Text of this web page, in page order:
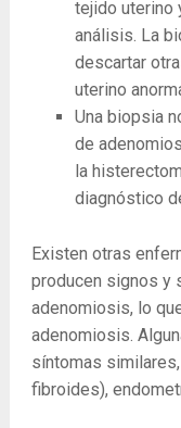
tejido uterino
análisis. La
descartar
uterino
Una biopsia
de
la
diagnóstico
Existen otras
producen signos y
adenomiosis, lo
adenomiosis.
síntomas
fibroides),